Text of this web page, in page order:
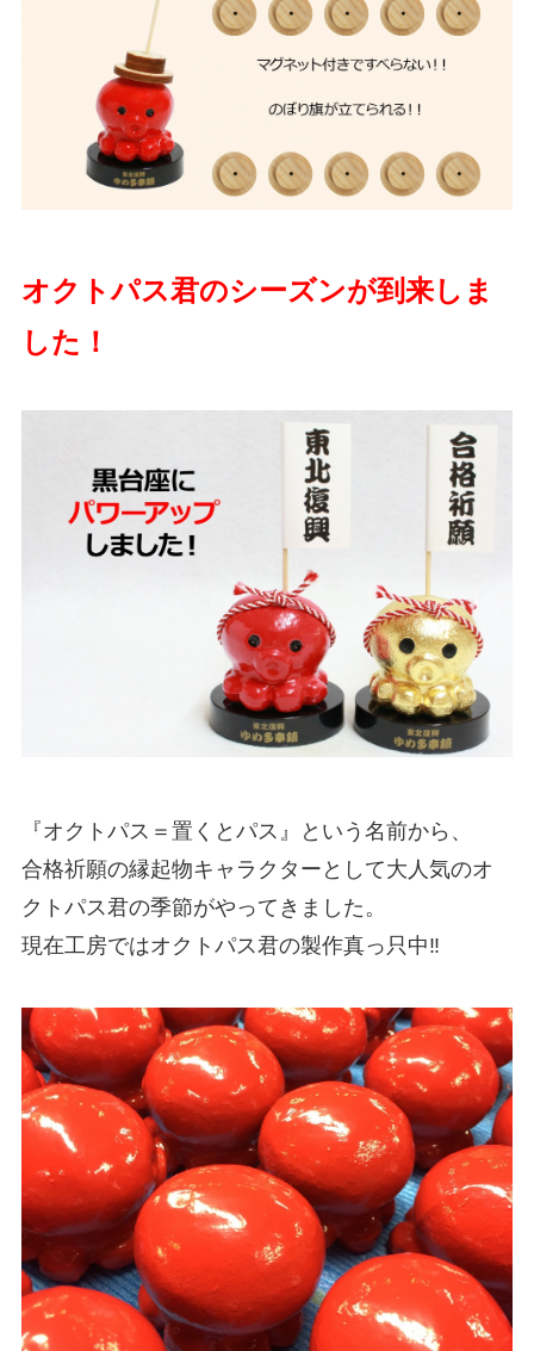
オクトパス君のシーズンが到来しま
した！
『オクトパス＝置くとパス』という名前から、
合格祈願の縁起物キャラクターとして大人気のオ
クトパス君の季節がやってきました。
現在工房ではオクトパス君の製作真っ只中‼